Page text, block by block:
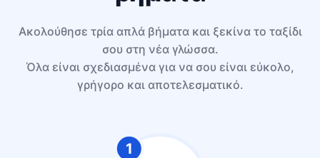
Ακολούθησε τρία απλά βήματα και ξεκίνα το ταξίδι
σου στη νέα γλώσσα.
Όλα είναι σχεδιασμένα για να σου είναι εύκολο,
γρήγορο και αποτελεσματικό.
1